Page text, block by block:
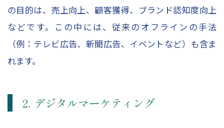
の目的は、売上向上、顧客獲得、ブランド認知度向上
などです。この中には、従来のオフラインの手法
（例：テレビ広告、新聞広告、イベントなど）も含ま
れます。
2. デジタルマーケティング